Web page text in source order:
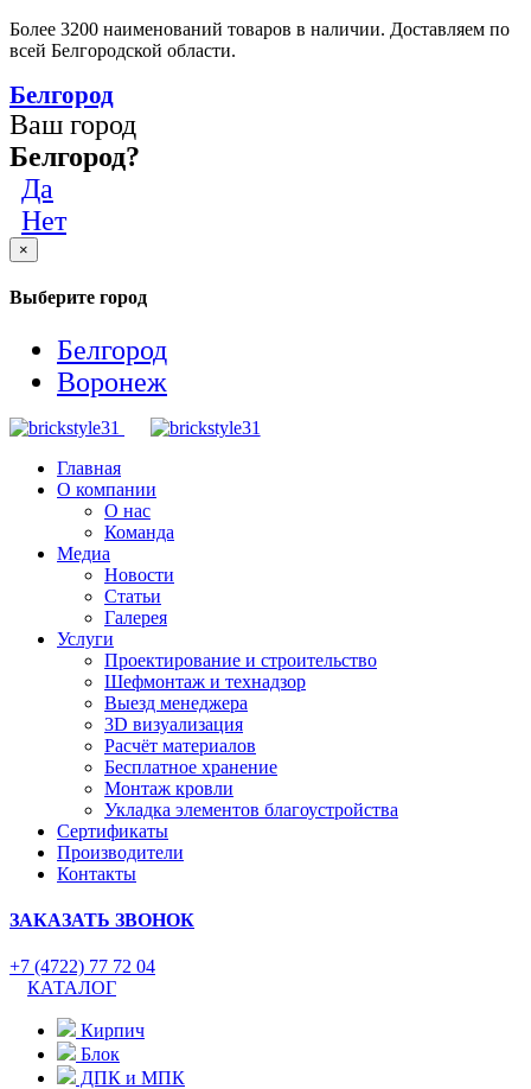
Более 3200 наименований товаров в наличии. Доставляем по
всей Белгородской области.
Белгород
Ваш город
Белгород?
Да
Нет
×
Выберите город
Белгород
Воронеж
Главная
О компании
О нас
Команда
Медиа
Новости
Статьи
Галерея
Услуги
Проектирование и строительство
Шефмонтаж и технадзор
Выезд менеджера
3D визуализация
Расчёт материалов
Бесплатное хранение
Монтаж кровли
Укладка элементов благоустройства
Сертификаты
Производители
Контакты
ЗАКАЗАТЬ ЗВОНОК
+7 (4722) 77 72 04
КАТАЛОГ
Кирпич
Блок
ДПК и МПК